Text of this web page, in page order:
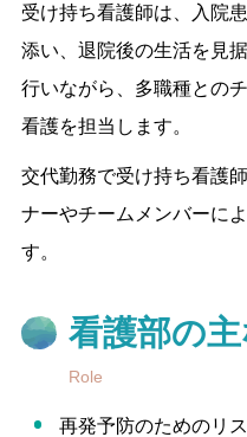
受け持ち看護師は、入院
添い、退院後の生活を見
行いながら、多職種との
看護を担当します。
交代勤務で受け持ち看護
ナーやチームメンバーに
す。
看護部の主
Role
再発予防のためのリ